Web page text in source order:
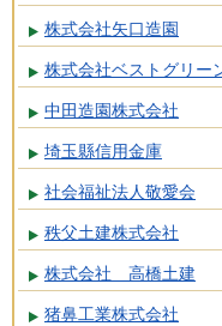
株式会社矢口造園
株式会社ベストグリー
中田造園株式会社
埼玉縣信用金庫
社会福祉法人敬愛会
秩父土建株式会社
株式会社 高橋土建
猪鼻工業株式会社